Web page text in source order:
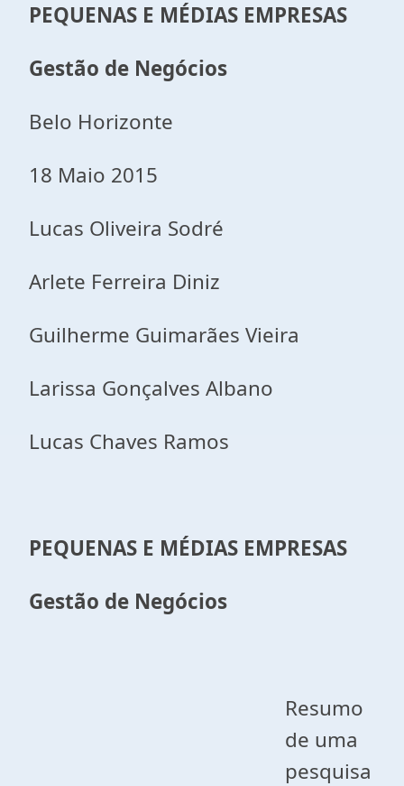
PEQUENAS E MÉDIAS EMPRESAS
Gestão de Negócios
Belo Horizonte
18 Maio 2015
Lucas Oliveira Sodré
Arlete Ferreira Diniz
Guilherme Guimarães Vieira
Larissa Gonçalves Albano
Lucas Chaves Ramos
PEQUENAS E MÉDIAS EMPRESAS
Gestão de Negócios
Resumo
de uma
pesquisa